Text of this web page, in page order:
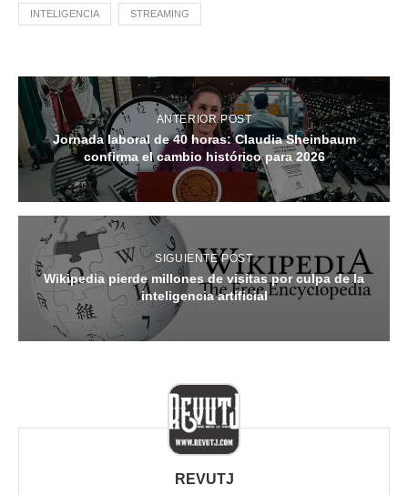
INTELIGENCIA STREAMING
ANTERIOR POST
Jornada laboral de 40 horas: Claudia Sheinbaum
confirma el cambio histórico para 2026
SIGUIENTE POST
Wikipedia pierde millones de visitas por culpa de la
inteligencia artificial
REVUTJ